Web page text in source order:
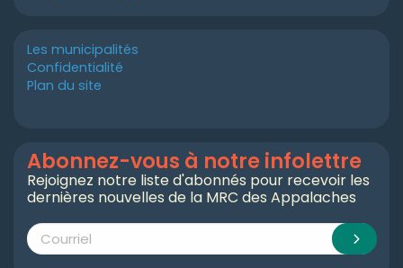
Les municipalités
Confidentialité
Plan du site
Abonnez-vous à notre infolettre
Rejoignez notre liste d'abonnés pour recevoir les
dernières nouvelles de la MRC des Appalaches